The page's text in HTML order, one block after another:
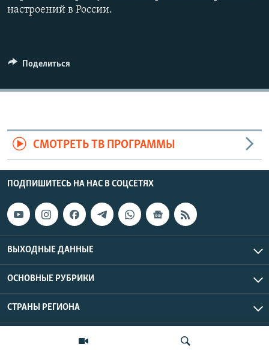
настроений в России.
Поделиться
СМОТРЕТЬ ТВ ПРОГРАММЫ
ПОДПИШИТЕСЬ НА НАС В СОЦСЕТЯХ
ВЫХОДНЫЕ ДАННЫЕ
ОСНОВНЫЕ РУБРИКИ
СТРАНЫ РЕГИОНА
Азаттык Азия © 2026 RFE/RL, Inc. | Все права защищены.